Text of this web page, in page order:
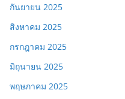
กันยายน 2025
สิงหาคม 2025
กรกฎาคม 2025
มิถุนายน 2025
พฤษภาคม 2025